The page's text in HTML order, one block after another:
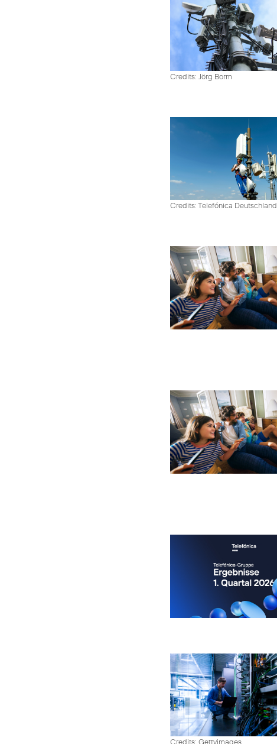
Credits: Jörg Borm
Credits: Telefónica Deutschland
Credits: Gettyimages